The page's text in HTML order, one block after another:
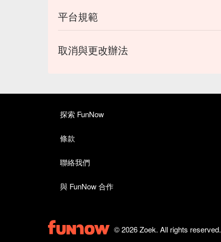
平台規範
取消與更改辦法
探索 FunNow
條款
聯絡我們
與 FunNow 合作
© 2026 Zoek. All rights reserved.